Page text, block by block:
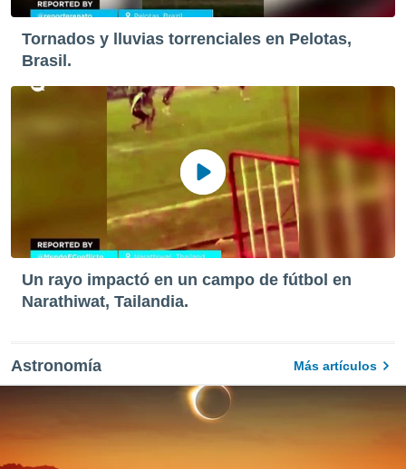
Tornados y lluvias torrenciales en Pelotas,
Brasil.
Un rayo impactó en un campo de fútbol en
Narathiwat, Tailandia.
Astronomía Más artículos